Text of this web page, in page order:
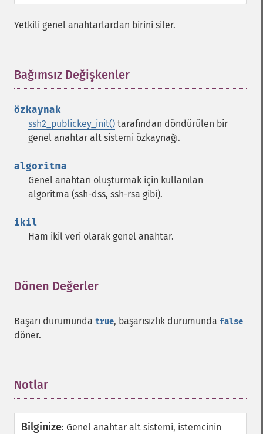
Yetkili genel anahtarlardan birini siler.
Bağımsız Değişkenler
özkaynak
ssh2_publickey_init() tarafından döndürülen bir
genel anahtar alt sistemi özkaynağı.
algoritma
Genel anahtarı oluşturmak için kullanılan
algoritma (ssh-dss, ssh-rsa gibi).
ikil
Ham ikil veri olarak genel anahtar.
Dönen Değerler
Başarı durumunda true, başarısızlık durumunda false
döner.
Notlar
Bilginize: Genel anahtar alt sistemi, istemcinin